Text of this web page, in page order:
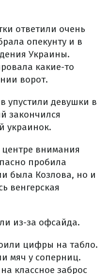
ответили очень
опекунту и в
Украины.
какие-то
ворот.
упустили девушки в
закончился
украинок.
внимания
пробила
была Козлова, но и
венгерская
из-за офсайда.
цифры на табло.
мяч у соперниц.
классное заброс